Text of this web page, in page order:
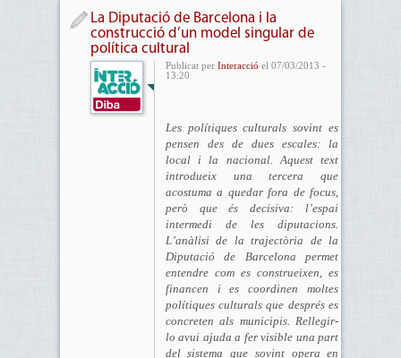
La Diputació de Barcelona i la
construcció d’un model singular de
política cultural
Publicat per Interacció el 07/03/2013 -
13:20
Les polítiques culturals sovint es
pensen des de dues escales: la
local i la nacional. Aquest text
introdueix una tercera que
acostuma a quedar fora de focus,
però que és decisiva: l’espai
intermedi de les diputacions.
L’anàlisi de la trajectòria de la
Diputació de Barcelona permet
entendre com es construeixen, es
financen i es coordinen moltes
polítiques culturals que després es
concreten als municipis. Rellegir-
lo avui ajuda a fer visible una part
del sistema que sovint opera en